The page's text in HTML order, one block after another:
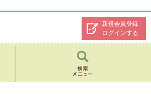
新規会員登録
ログインする